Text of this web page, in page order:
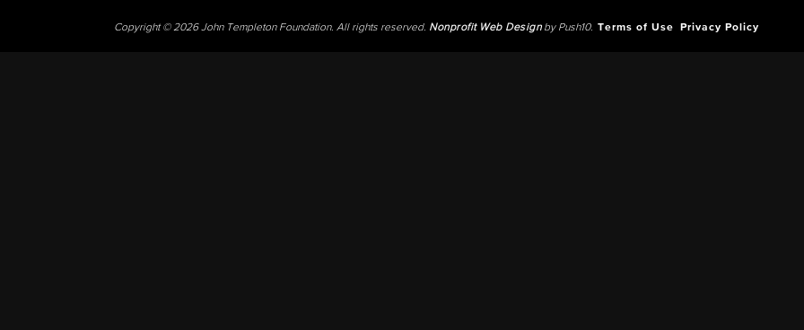
Copyright © 2026 John Templeton Foundation. All rights reserved. Nonprofit Web Designby Push10. Terms of Use Privacy Policy